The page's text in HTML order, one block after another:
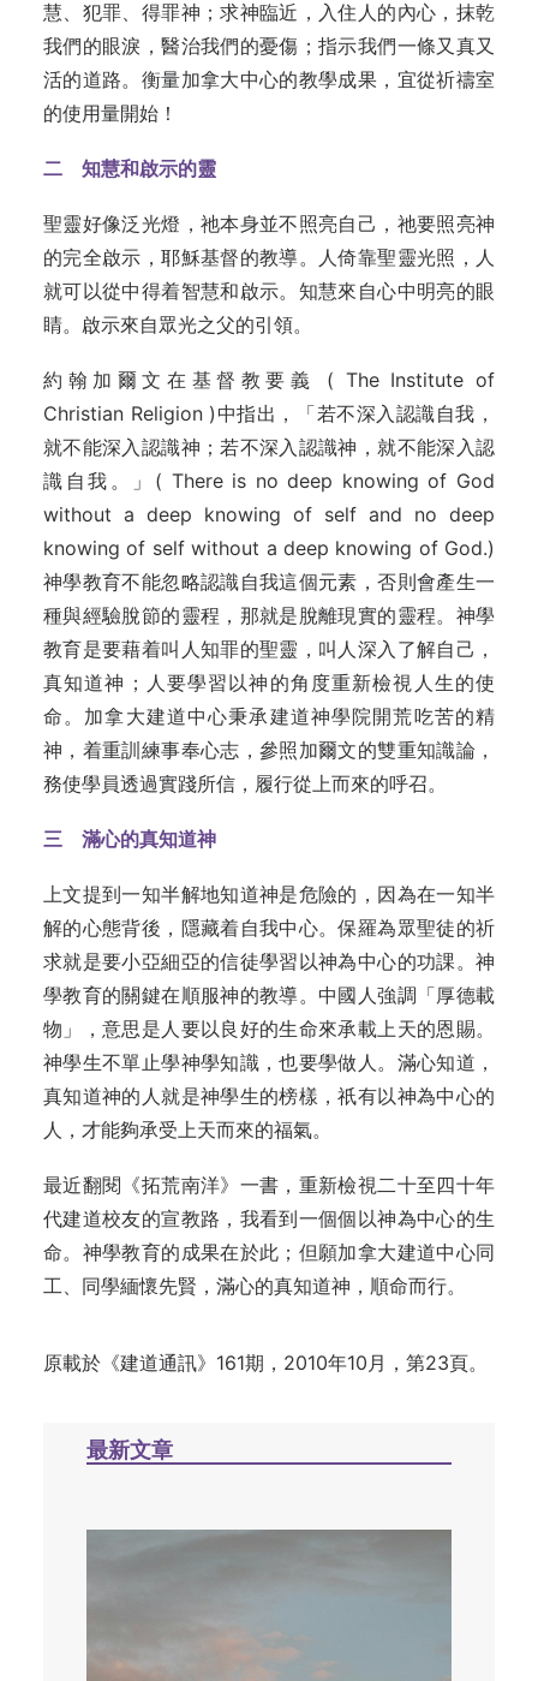
慧、犯罪、得罪神；求神臨近，入住人的內心，抹乾
我們的眼淚，醫治我們的憂傷；指示我們一條又真又
活的道路。衡量加拿大中心的教學成果，宜從祈禱室
的使用量開始！
二 知慧和啟示的靈
聖靈好像泛光燈，祂本身並不照亮自己，祂要照亮神
的完全啟示，耶穌基督的教導。人倚靠聖靈光照，人
就可以從中得着智慧和啟示。知慧來自心中明亮的眼
睛。啟示來自眾光之父的引領。
約翰加爾文在基督教要義 ( The Institute of
Christian Religion )中指出，「若不深入認識自我，
就不能深入認識神；若不深入認識神，就不能深入認
識自我。」( There is no deep knowing of God
without a deep knowing of self and no deep
knowing of self without a deep knowing of God.)
神學教育不能忽略認識自我這個元素，否則會產生一
種與經驗脫節的靈程，那就是脫離現實的靈程。神學
教育是要藉着叫人知罪的聖靈，叫人深入了解自己，
真知道神；人要學習以神的角度重新檢視人生的使
命。加拿大建道中心秉承建道神學院開荒吃苦的精
神，着重訓練事奉心志，參照加爾文的雙重知識論，
務使學員透過實踐所信，履行從上而來的呼召。
三 滿心的真知道神
上文提到一知半解地知道神是危險的，因為在一知半
解的心態背後，隱藏着自我中心。保羅為眾聖徒的祈
求就是要小亞細亞的信徒學習以神為中心的功課。神
學教育的關鍵在順服神的教導。中國人強調「厚德載
物」，意思是人要以良好的生命來承載上天的恩賜。
神學生不單止學神學知識，也要學做人。滿心知道，
真知道神的人就是神學生的榜樣，祇有以神為中心的
人，才能夠承受上天而來的福氣。
最近翻閱《拓荒南洋》一書，重新檢視二十至四十年
代建道校友的宣教路，我看到一個個以神為中心的生
命。神學教育的成果在於此；但願加拿大建道中心同
工、同學緬懷先賢，滿心的真知道神，順命而行。
原載於《建道通訊》161期，2010年10月，第23頁。
最新文章